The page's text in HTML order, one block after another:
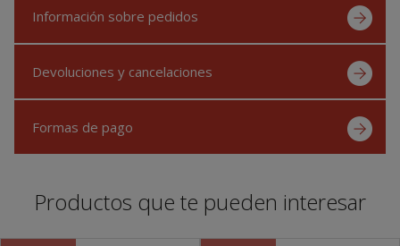
Información sobre pedidos
Devoluciones y cancelaciones
Formas de pago
Productos que te pueden interesar